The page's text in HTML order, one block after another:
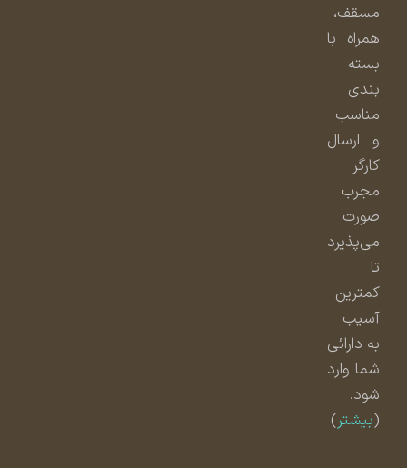
مسقف،
همراه با
بسته
بندی
مناسب
و ارسال
مجرب
صورت
می‌پذیرد
کمترین
آسیب
به دارائی
شما وارد
شود.
بیشتر)